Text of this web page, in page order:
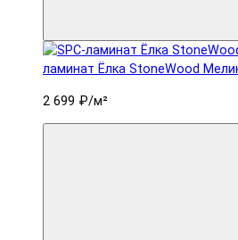
ламинат Ëлка StoneWood
2 699 ₽/м²